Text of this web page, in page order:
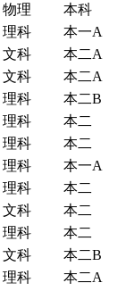
物理
本科
理科
本一A
文科
本二A
文科
本二A
理科
本二B
理科
本二
理科
本二
理科
本一A
理科
本二
文科
本二
理科
本二
文科
本二B
理科
本二A